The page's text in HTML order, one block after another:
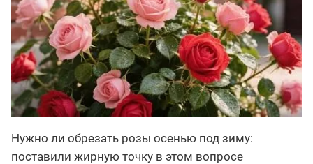
Нужно ли обрезать розы осенью под зиму:
поставили жирную точку в этом вопросе